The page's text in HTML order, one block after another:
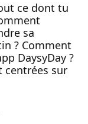
ce dont tu
sa
? Comment
DaysyDay ?
centrées sur